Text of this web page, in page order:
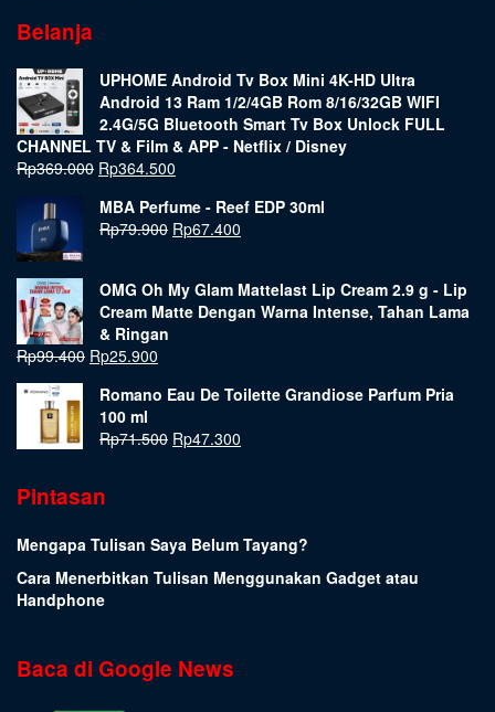
Belanja
UPHOME Android Tv Box Mini 4K-HD Ultra
Android 13 Ram 1/2/4GB Rom 8/16/32GB WIFI
2.4G/5G Bluetooth Smart Tv Box Unlock FULL
CHANNEL TV & Film & APP - Netflix / Disney
Rp369.000 Rp364.500
MBA Perfume - Reef EDP 30ml
Rp79.900 Rp67.400
OMG Oh My Glam Mattelast Lip Cream 2.9 g - Lip
Cream Matte Dengan Warna Intense, Tahan Lama
& Ringan
Rp99.400 Rp25.900
Romano Eau De Toilette Grandiose Parfum Pria
100 ml
Rp71.500 Rp47.300
Pintasan
Mengapa Tulisan Saya Belum Tayang?
Cara Menerbitkan Tulisan Menggunakan Gadget atau
Handphone
Baca di Google News